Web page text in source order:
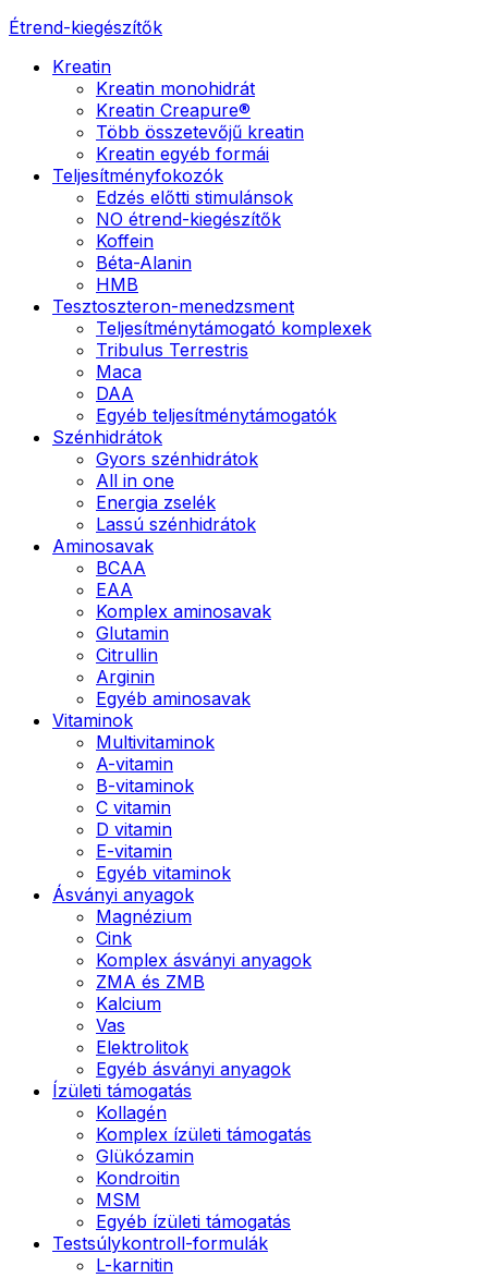
Étrend-kiegészítők
Kreatin
Kreatin monohidrát
Kreatin Creapure®
Több összetevőjű kreatin
Kreatin egyéb formái
Teljesítményfokozók
Edzés előtti stimulánsok
NO étrend-kiegészítők
Koffein
Béta-Alanin
HMB
Tesztoszteron-menedzsment
Teljesítménytámogató komplexek
Tribulus Terrestris
Maca
DAA
Egyéb teljesítménytámogatók
Szénhidrátok
Gyors szénhidrátok
All in one
Energia zselék
Lassú szénhidrátok
Aminosavak
BCAA
EAA
Komplex aminosavak
Glutamin
Citrullin
Arginin
Egyéb aminosavak
Vitaminok
Multivitaminok
A-vitamin
B-vitaminok
C vitamin
D vitamin
E-vitamin
Egyéb vitaminok
Ásványi anyagok
Magnézium
Cink
Komplex ásványi anyagok
ZMA és ZMB
Kalcium
Vas
Elektrolitok
Egyéb ásványi anyagok
Ízületi támogatás
Kollagén
Komplex ízületi támogatás
Glükózamin
Kondroitin
MSM
Egyéb ízületi támogatás
Testsúlykontroll-formulák
L-karnitin